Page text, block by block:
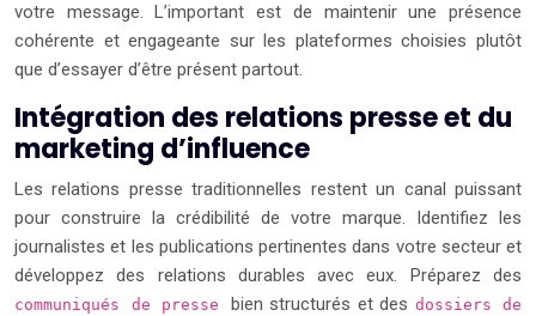
votre message. L’important est de maintenir une présence
cohérente et engageante sur les plateformes choisies plutôt
que d’essayer d’être présent partout.
Intégration des relations presse et du
marketing d’influence
Les relations presse traditionnelles restent un canal puissant
pour construire la crédibilité de votre marque. Identifiez les
journalistes et les publications pertinentes dans votre secteur et
développez des relations durables avec eux. Préparez des
communiqués de presse bien structurés et des dossiers de